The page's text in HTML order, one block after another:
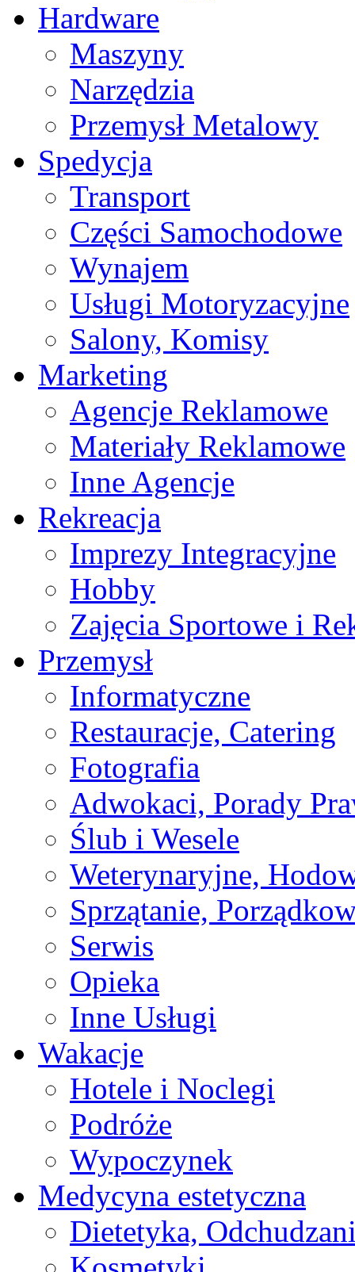
Hardware
Maszyny
Narzędzia
Przemysł Metalowy
Spedycja
Transport
Części Samochodowe
Wynajem
Usługi Motoryzacyjne
Salony, Komisy
Marketing
Agencje Reklamowe
Materiały Reklamowe
Inne Agencje
Rekreacja
Imprezy Integracyjne
Hobby
Zajęcia Sportowe i
Przemysł
Informatyczne
Restauracje, Catering
Fotografia
Adwokaci, Porady
Ślub i Wesele
Weterynaryjne,
Sprzątanie,
Serwis
Opieka
Inne Usługi
Wakacje
Hotele i Noclegi
Podróże
Wypoczynek
Medycyna estetyczna
Dietetyka,